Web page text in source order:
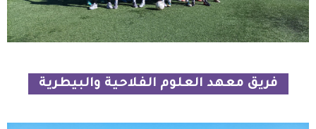
فريق معهد العلوم الفلاحية والبيطرية